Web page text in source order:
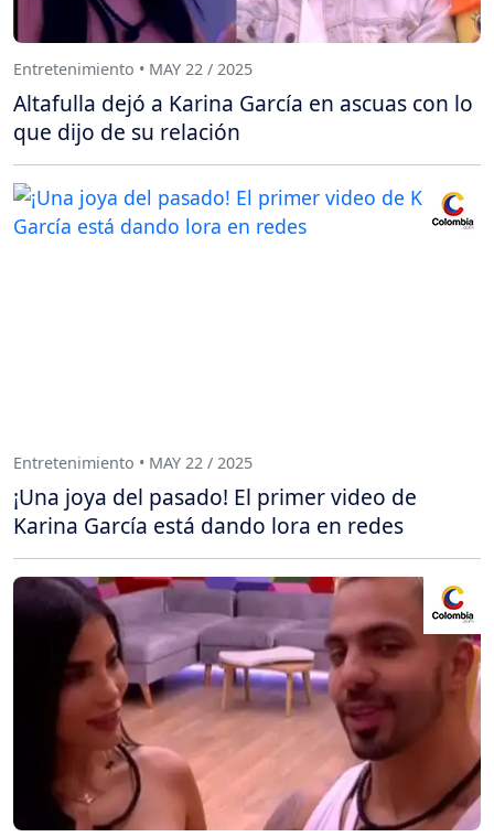
Entretenimiento • MAY 22 / 2025
Altafulla dejó a Karina García en ascuas con lo
que dijo de su relación
Entretenimiento • MAY 22 / 2025
¡Una joya del pasado! El primer video de
Karina García está dando lora en redes